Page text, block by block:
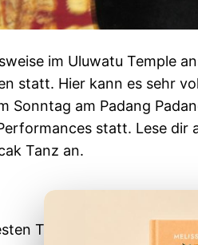
im Uluwatu Temple
statt. Hier kann es sehr
Sonntag am Padang
statt. Lese dir
Tanz an.
Tänzen und wird